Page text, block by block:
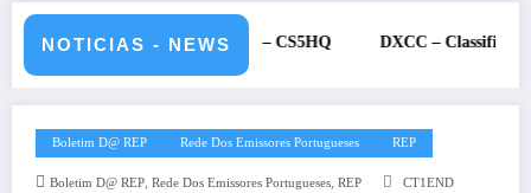
NOTICIAS - NEWS
11 e 12 de julho de 2026 – CS5HQ DXCC – Classificação
Boletim D@ REP Rede Dos Emissores Portugueses REP
Boletim D@ REP, Rede Dos Emissores Portugueses, REP CT1END